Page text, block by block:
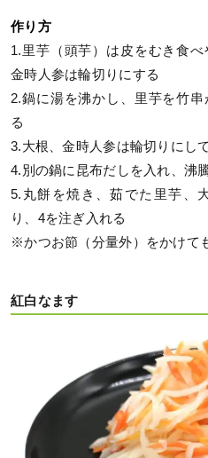
作り方
1.里芋（頭芋）は皮をむき食べ
金時人参は輪切りにする
2.鍋に湯を沸かし、里芋を竹
る
3.大根、金時人参は輪切りにし
4.別の鍋に昆布だしを入れ、沸
5.丸餅を焼き、茹でた里芋、
り、4を注ぎ入れる
※かつお節（分量外）をかけて
紅白なます